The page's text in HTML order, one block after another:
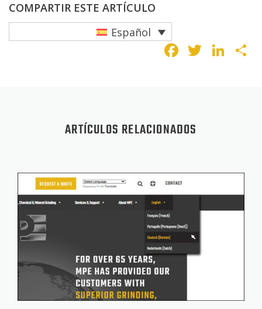
COMPARTIR ESTE ARTÍCULO
Español
ARTÍCULOS RELACIONADOS